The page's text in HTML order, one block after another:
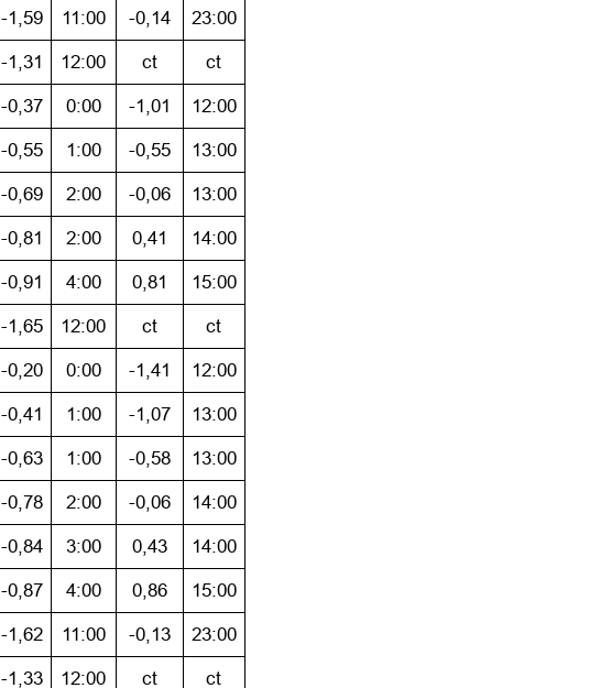
-1,59 11:00 -0,14
23:00
-1,31 12:00 ct
ct
-0,37 0:00 -1,01
12:00
-0,55 1:00 -0,55
13:00
-0,69 2:00 -0,06
13:00
-0,81 2:00 0,41
14:00
-0,91 4:00 0,81 15:00
-1,65 12:00 ct
ct
-0,20 0:00 -1,41
12:00
-0,41 1:00 -1,07
13:00
-0,63 1:00 -0,58
13:00
-0,78 2:00 -0,06
14:00
-0,84 3:00 0,43
14:00
-0,87 4:00 0,86
15:00
-1,62 11:00 -0,13
23:00
-1,33 12:00 ct ct